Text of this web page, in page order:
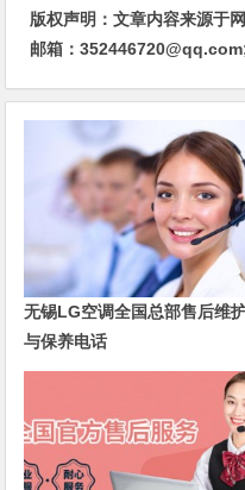
版权声明：文章内容来源于
邮箱：
无锡LG空调全国总部售后维
与保养电话